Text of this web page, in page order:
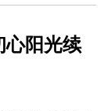
心阳光续